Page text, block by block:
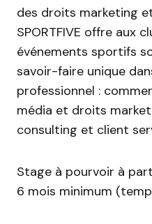
des droits marketing
SPORTFIVE offre aux
événements sportifs
savoir-faire unique
professionnel :
média et droits
consulting et client
Stage à pourvoir à
6 mois minimum